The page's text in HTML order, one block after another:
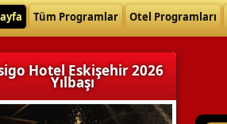
Tüm Programlar Otel Programları
Hotel Eskişehir 2026
Yılbaşı